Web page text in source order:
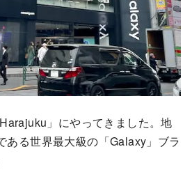
」にやってきました。地
ある世界最大級の「Galaxy」ブラ